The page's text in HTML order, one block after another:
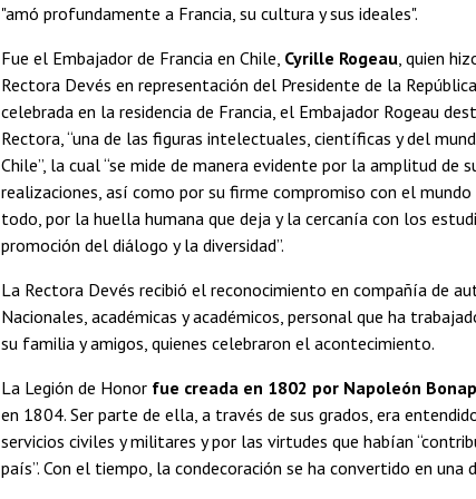
"amó profundamente a Francia, su cultura y sus ideales".
Fue el Embajador de Francia en Chile, Cyrille Rogeau , quien
Rectora Devés en representación del Presidente de la
celebrada en la residencia de Francia, el Embajador Rogeau
Rectora, “una de las figuras intelectuales, científicas y del
Chile”, la cual “se mide de manera evidente por la amplitud de
realizaciones, así como por su firme compromiso con el
todo, por la huella humana que deja y la cercanía con los
promoción del diálogo y la diversidad”.
La Rectora Devés recibió el reconocimiento en compañía de
Nacionales, académicas y académicos, personal que ha
su familia y amigos, quienes celebraron el acontecimiento.
La Legión de Honor fue creada en 1802 por Napoleón
en 1804. Ser parte de ella, a través de sus grados, era
servicios civiles y militares y por las virtudes que habían
país”. Con el tiempo, la condecoración se ha convertido en una